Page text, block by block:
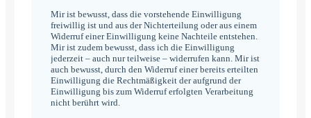
Mir ist bewusst, dass die vorstehende Einwilligung
freiwillig ist und aus der Nichterteilung oder aus einem
Widerruf einer Einwilligung keine Nachteile entstehen.
Mir ist zudem bewusst, dass ich die Einwilligung
jederzeit – auch nur teilweise – widerrufen kann. Mir ist
auch bewusst, durch den Widerruf einer bereits erteilten
Einwilligung die Rechtmäßigkeit der aufgrund der
Einwilligung bis zum Widerruf erfolgten Verarbeitung
nicht berührt wird.